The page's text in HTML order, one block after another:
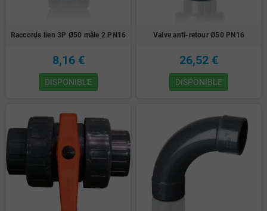
Raccords lien 3P Ø50 mâle 2 PN16
8,16 €
DISPONIBLE
Valve anti-retour Ø50 PN16
26,52 €
DISPONIBLE